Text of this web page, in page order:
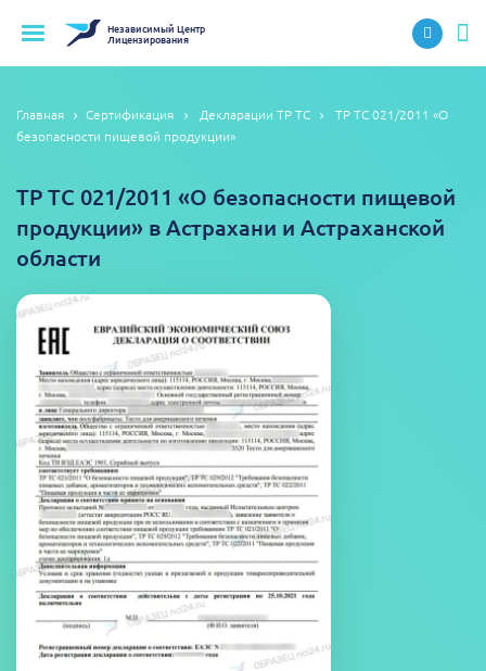
НезависимыйЦентр
Лицензирования
Главная Сертификация Декларации ТР ТС
ТР ТС 021/2011 «О
безопасности пищевой продукции»
ТР ТС 021/2011 «О безопасности пищевой
продукции» в Астрахани и Астраханской
области